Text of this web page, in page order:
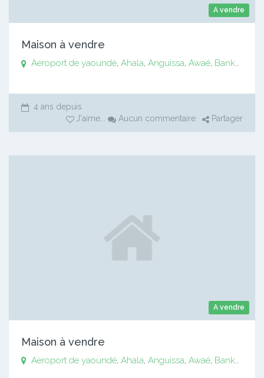
A vendre
Maison à vendre
Aeroport de yaoundé, Ahala, Anguissa, Awaé, Bankomo
4 ans depuis
J'aime... Aucun commentaire Partager
A vendre
Maison à vendre
Aeroport de yaoundé, Ahala, Anguissa, Awaé, Bankomo